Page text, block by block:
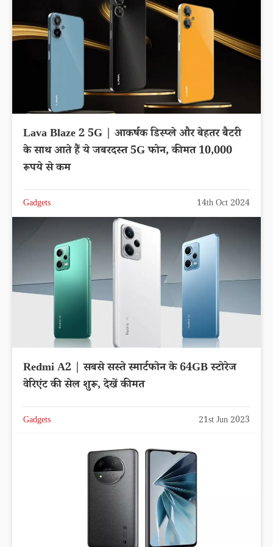
Lava Blaze 2 5G | आकर्षक डिस्प्ले और बेहतर बैटरी
के साथ आते हैं ये जबरदस्त 5G फोन, कीमत 10,000
रूपये से कम
Gadgets 14th Oct 2024
Redmi A2 | सबसे सस्ते स्मार्टफोन के 64GB स्टोरेज
वेरिएंट की सेल शुरू, देखें कीमत
Gadgets 21st Jun 2023